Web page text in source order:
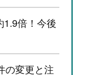
1.9倍！今後
の変更と注